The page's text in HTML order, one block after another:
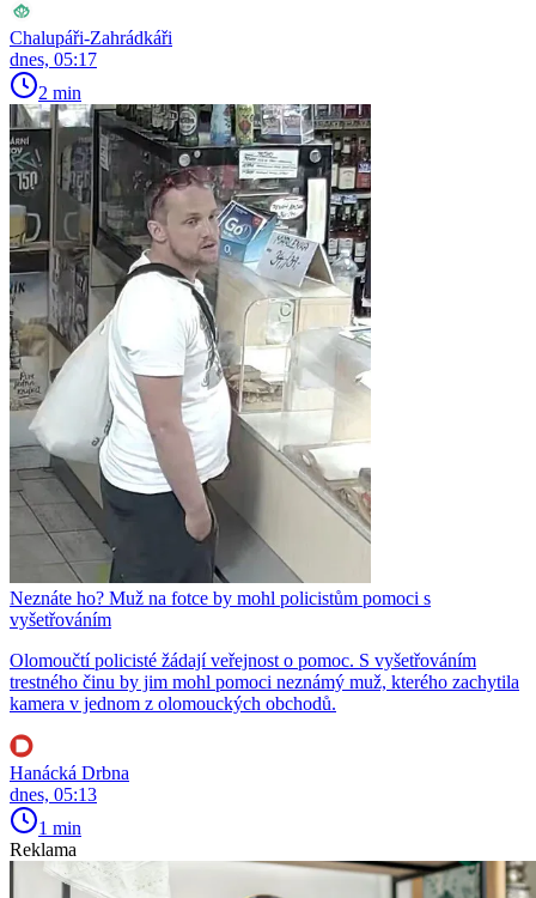
Chalupáři-Zahrádkáři
dnes, 05:17
2 min
Neznáte ho? Muž na fotce by mohl policistům pomoci s
vyšetřováním
Olomoučtí policisté žádají veřejnost o pomoc. S vyšetřováním
trestného činu by jim mohl pomoci neznámý muž, kterého zachytila
kamera v jednom z olomouckých obchodů.
Hanácká Drbna
dnes, 05:13
1 min
Reklama